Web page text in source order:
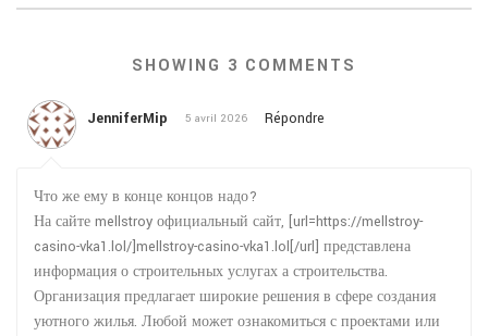
SHOWING 3 COMMENTS
JenniferMip 5 avril 2026 Répondre
Что же ему в конце концов надо?
На сайте mellstroy официальный сайт, [url=https://mellstroy-
casino-vka1.lol/]mellstroy-casino-vka1.lol[/url] представлена
информация о строительных услугах а строительства.
Организация предлагает широкие решения в сфере создания
уютного жилья. Любой может ознакомиться с проектами или